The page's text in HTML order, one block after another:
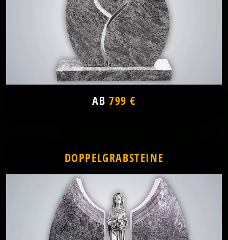
AB 799 €
DOPPELGRABSTEINE